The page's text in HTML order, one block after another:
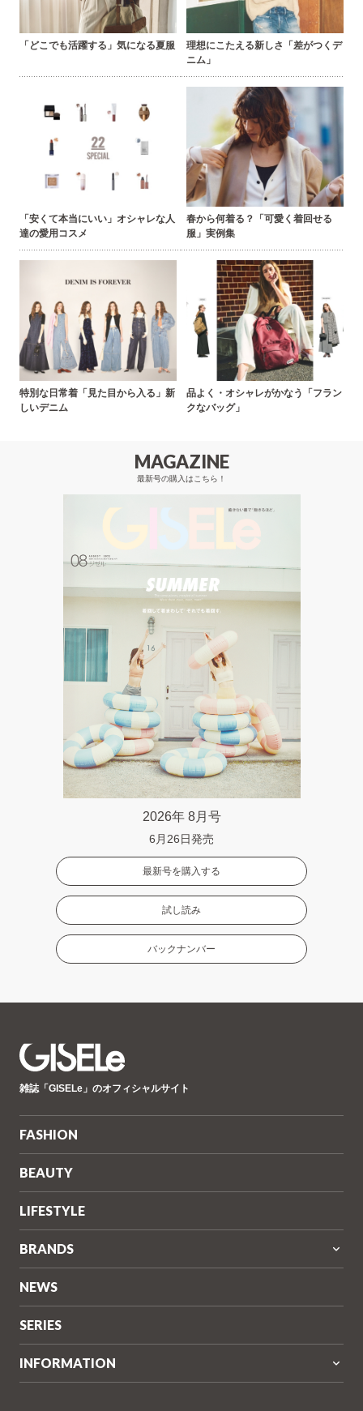
「どこでも活躍する」気になる夏服
理想にこたえる新しさ「差がつくデ
ニム」
「安くて本当にいい」オシャレな人
達の愛用コスメ
春から何着る？「可愛く着回せる
服」実例集
特別な日常着「見た目から入る」新
しいデニム
品よく・オシャレがかなう「フラン
クなバッグ」
MAGAZINE
最新号の購入はこちら！
2026年 8月号
6月26日発売
最新号を購入する
試し読み
バックナンバー
ゼ
雑誌「GISELe」のオフィシャルサイト
FASHION
BEAUTY
LIFESTYLE
BRANDS
NEWS
SERIES
INFORMATION